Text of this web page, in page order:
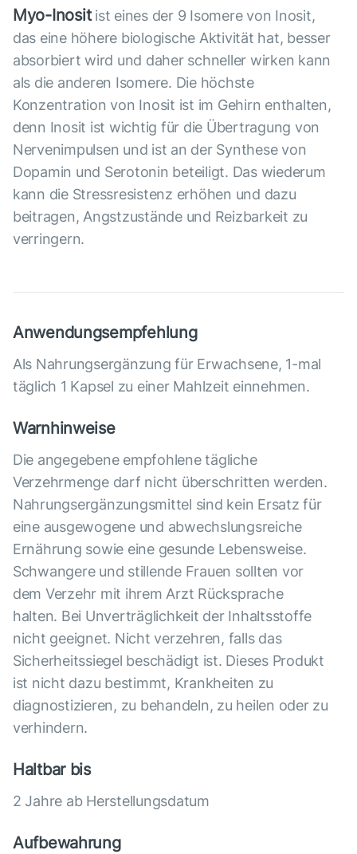
Myo-Inositist eines der 9 Isomere von Inosit,
das eine höhere biologische Aktivität hat, besser
absorbiert wird und daher schneller wirken kann
als die anderen Isomere. Die höchste
Konzentration von Inosit ist im Gehirn enthalten,
denn Inosit ist wichtig für die Übertragung von
Nervenimpulsen und ist an der Synthese von
Dopamin und Serotonin beteiligt. Das wiederum
kann die Stressresistenz erhöhen und dazu
beitragen, Angstzustände und Reizbarkeit zu
verringern.
Anwendungsempfehlung
Als Nahrungsergänzung für Erwachsene, 1-mal
täglich 1 Kapsel zu einer Mahlzeit einnehmen.
Warnhinweise
Die angegebene empfohlene tägliche
Verzehrmenge darf nicht überschritten werden.
Nahrungsergänzungsmittel sind kein Ersatz für
eine ausgewogene und abwechslungsreiche
Ernährung sowie eine gesunde Lebensweise.
Schwangere und stillende Frauen sollten vor
dem Verzehr mit ihrem Arzt Rücksprache
halten. Bei Unverträglichkeit der Inhaltsstoffe
nicht geeignet. Nicht verzehren, falls das
Sicherheitssiegel beschädigt ist. Dieses Produkt
ist nicht dazu bestimmt, Krankheiten zu
diagnostizieren, zu behandeln, zu heilen oder zu
verhindern.
Haltbar bis
2 Jahre ab Herstellungsdatum
Aufbewahrung